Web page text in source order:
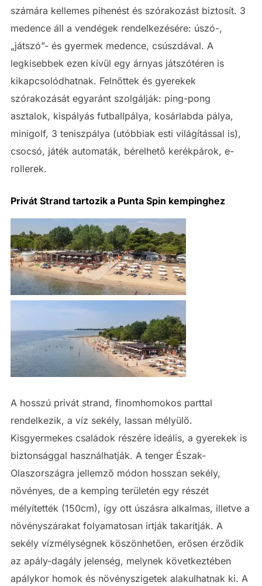
számára kellemes pihenést és szórakozást biztosít. 3
medence áll a vendégek rendelkezésére: úszó-,
„játszó”- és gyermek medence, csúszdával. A
legkisebbek ezen kívül egy árnyas játszótéren is
kikapcsolódhatnak. Felnőttek és gyerekek
szórakozását egyaránt szolgálják: ping-pong
asztalok, kispályás futballpálya, kosárlabda pálya,
minigolf, 3 teniszpálya (utóbbiak esti világítással is),
csocsó, játék automaták, bérelhető kerékpárok, e-
rollerek.
Privát Strand tartozik a Punta Spin kempinghez
A hosszú privát strand, finomhomokos parttal
rendelkezik, a víz sekély, lassan mélyülő.
Kisgyermekes családok részére ideális, a gyerekek is
biztonsággal használhatják. A tenger Észak-
Olaszországra jellemző módon hosszan sekély,
növényes, de a kemping területén egy részét
mélyítették (150cm), így ott úszásra alkalmas, illetve a
növényszárakat folyamatosan irtják takarítják. A
sekély vízmélységnek köszönhetően, erősen érződik
az apály-dagály jelenség, melynek következtében
apálykor homok és növényszigetek alakulhatnak ki. A